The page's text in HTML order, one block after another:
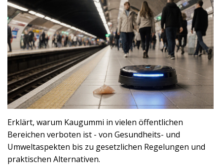
Erklärt, warum Kaugummi in vielen öffentlichen
Bereichen verboten ist - von Gesundheits- und
Umweltaspekten bis zu gesetzlichen Regelungen und
praktischen Alternativen.